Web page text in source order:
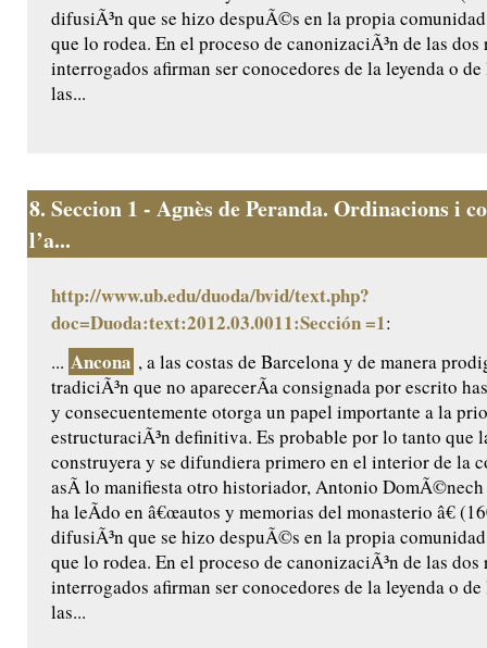
difusiÃ³n que se hizo despuÃ©s en la propia
que lo rodea. En el proceso de canonizaciÃ³n de las
interrogados afirman ser conocedores de la leyenda o
las...
8. Seccion 1 - Agnès de Peranda. Ordinacions i
l’a...
http://www.ub.edu/duoda/bvid/text.php?
doc=Duoda:text:2012.03.0011:Sección =1:
... Ancona , a las costas de Barcelona y de manera
tradiciÃ³n que no aparecerÃ­a consignada por escrito
y consecuentemente otorga un papel importante a la
estructuraciÃ³n definitiva. Es probable por lo tanto que
construyera y se difundiera primero en el interior de la
asÃ­ lo manifiesta otro historiador, Antonio DomÃ©nech
ha leÃ­do en â€œautos y memorias del monasterio â€
difusiÃ³n que se hizo despuÃ©s en la propia
que lo rodea. En el proceso de canonizaciÃ³n de las
interrogados afirman ser conocedores de la leyenda o
las...